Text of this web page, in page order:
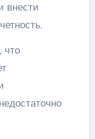
внести
что